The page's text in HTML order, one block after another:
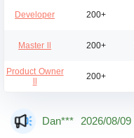
Developer 200+
Master ll 200+
Product Owner
200+
Dan*** 2026/08/09